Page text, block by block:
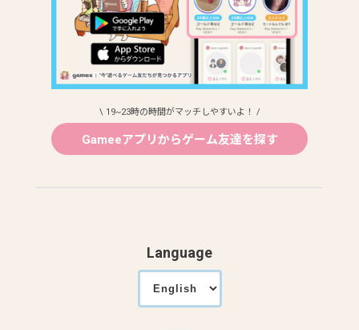
\ 19~23時の時間がマッチしやすいよ！ /
Gameeアプリからゲーム友達を探す
Language